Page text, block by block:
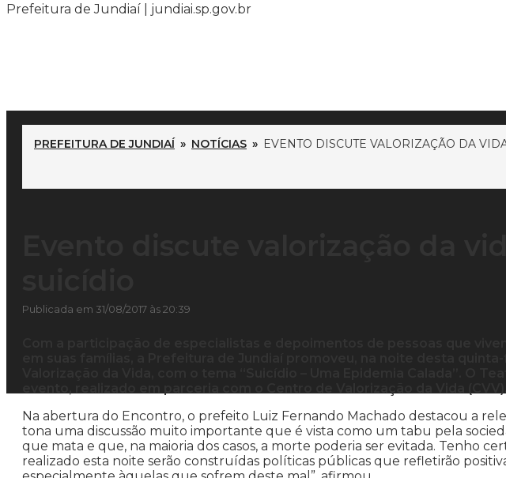
Prefeitura de Jundiaí | jundiai.sp.gov.br
PREFEITURA DE JUNDIAÍ » NOTÍCIAS » EVENTO DISCUTE VALORIZAÇÃO DA
Publicada em 31/08/2017 às 20:39
Na abertura do Encontro, o prefeito Luiz Fernando Machado destacou a
tona uma discussão muito importante que é vista como um tabu pela
que mata e que, na maioria dos casos, a morte poderia ser evitada. Tenho
realizado esta noite serão construídas políticas públicas que refletirão